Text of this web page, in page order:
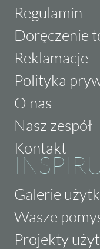
Regulamin
Doręczenie
Reklamacje
Polityka
O nas
Nasz zespół
Kontakt
Galerie
Wasze
Projekty